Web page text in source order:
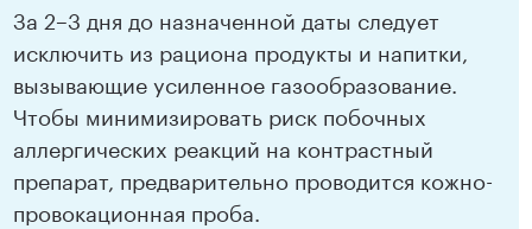
За 2–3 дня до назначенной даты следует
исключить из рациона продукты и напитки,
вызывающие усиленное газообразование.
Чтобы минимизировать риск побочных
аллергических реакций на контрастный
препарат, предварительно проводится кожно-
провокационная проба.